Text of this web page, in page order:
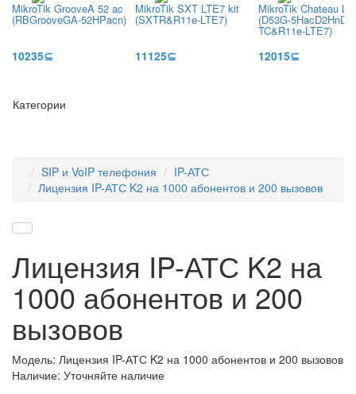
MikroTik GrooveA 52 ac
(RBGrooveGA-52HPacn)
10235⊆
MikroTik SXT LTE7 kit
(SXTR&R11e-LTE7)
11125⊆
MikroTik Chateau
(D53G-5HacD2HnD-
TC&R11e-LTE7)
12015⊆
Категории
SIP и VoIP телефония
IP-АТС
Лицензия IP-АТС K2 на 1000 абонентов и 200 вызовов
Лицензия IP-АТС K2 на
1000 абонентов и 200
вызовов
Модель: Лицензия IP-АТС K2 на 1000 абонентов и 200 вызовов
Наличие: Уточняйте наличие